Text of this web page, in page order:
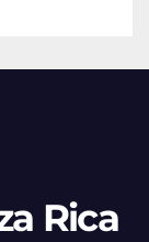
Rica